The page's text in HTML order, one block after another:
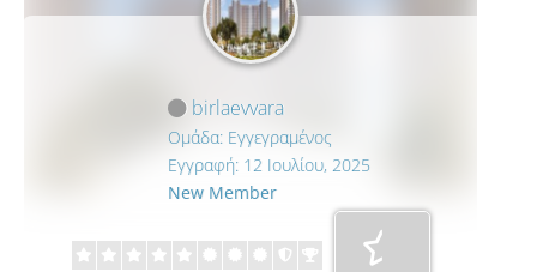
birlaevvara
Ομάδα: Εγγεγραμένος
Εγγραφή: 12 Ιουλίου, 2025
New Member